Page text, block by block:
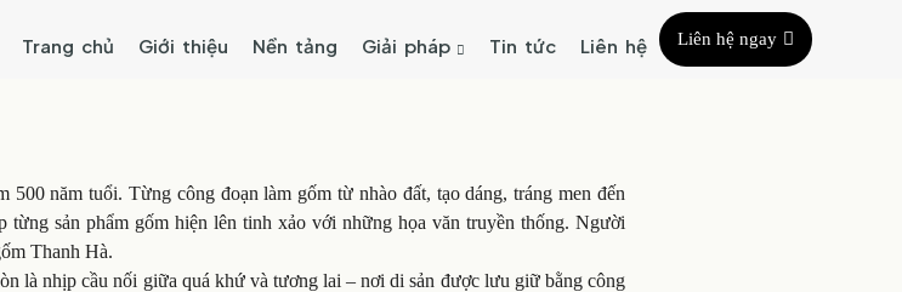
Trang chủ Giới thiệu Nền tảng Giải pháp Tin tức Liên hệ Liên hệ ngay
năm tuổi. Từng công đoạn làm gốm từ nhào đất, tạo dáng, tráng men đến
sản phẩm gốm hiện lên tinh xảo với những họa văn truyền thống. Người
Thanh Hà.
là nhịp cầu nối giữa quá khứ và tương lai – nơi di sản được lưu giữ bằng công